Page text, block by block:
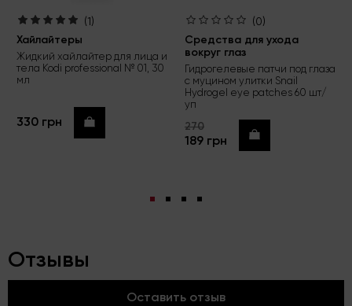
(1)
Хайлайтеры
Жидкий хайлайтер для лица и
тела Kodi professional № 01, 30
мл
330 грн Купить
(0)
Средства для ухода
вокруг глаз
Гидрогелевые патчи под глаза
с муцином улитки Snail
Hydrogel eye patches 60 шт/
уп
270
189 грн Купить
Отзывы
Оставить отзыв